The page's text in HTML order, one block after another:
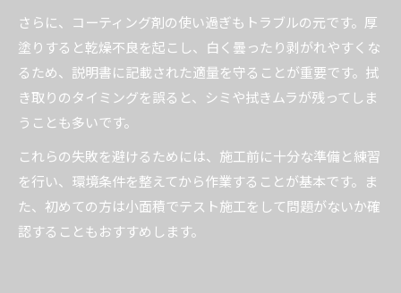
さらに、コーティング剤の使い過ぎもトラブルの元です。厚
塗りすると乾燥不良を起こし、白く曇ったり剥がれやすくな
るため、説明書に記載された適量を守ることが重要です。拭
き取りのタイミングを誤ると、シミや拭きムラが残ってしま
うことも多いです。
これらの失敗を避けるためには、施工前に十分な準備と練習
を行い、環境条件を整えてから作業することが基本です。ま
た、初めての方は小面積でテスト施工をして問題がないか確
認することもおすすめします。